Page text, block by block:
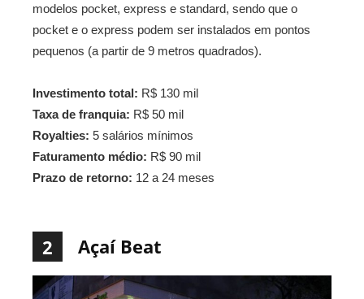
modelos pocket, express e standard, sendo que o
pocket e o express podem ser instalados em pontos
pequenos (a partir de 9 metros quadrados).
Investimento total: R$ 130 mil
Taxa de franquia: R$ 50 mil
Royalties: 5 salários mínimos
Faturamento médio: R$ 90 mil
Prazo de retorno: 12 a 24 meses
2 Açaí Beat